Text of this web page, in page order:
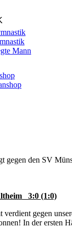
Mann
gegen den SV
3:0 (1:0)
verdient gegen
In der ersten